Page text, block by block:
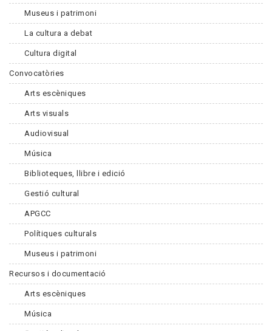
Museus i patrimoni
La cultura a debat
Cultura digital
Convocatòries
Arts escèniques
Arts visuals
Audiovisual
Música
Biblioteques, llibre i edició
Gestió cultural
APGCC
Polítiques culturals
Museus i patrimoni
Recursos i documentació
Arts escèniques
Música